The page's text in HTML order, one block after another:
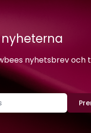
nyhetsbrev och